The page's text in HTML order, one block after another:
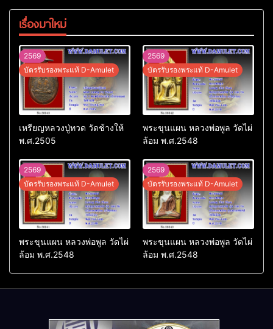
เรื่องมาใหม่
2569
บัตรรับรองพระแท้ D-Amulet
เหรียญหลวงปู่ทวด วัดช้างให้
พ.ศ.2505
2569
บัตรรับรองพระแท้ D-Amulet
พระขุนแผน หลวงพ่อพูล วัดไผ่
ล้อม พ.ศ.2548
2569
บัตรรับรองพระแท้ D-Amulet
พระขุนแผน หลวงพ่อพูล วัดไผ่
ล้อม พ.ศ.2548
2569
บัตรรับรองพระแท้ D-Amulet
พระขุนแผน หลวงพ่อพูล วัดไผ่
ล้อม พ.ศ.2548